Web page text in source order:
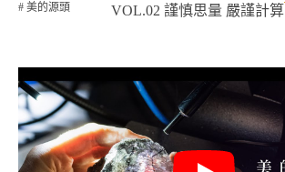
# 美的源頭 VOL.02 謹慎思量 嚴謹計算